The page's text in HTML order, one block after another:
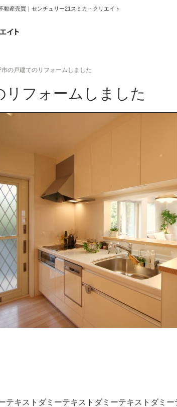
産売買｜センチュリー21スミカ・クリエイト
市の戸建てのリフォームしました
リフォームしました
テキストダミーテキストダミーテキストダミー